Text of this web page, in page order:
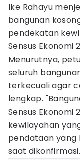
Ike Rahayu
bangunan
pendekatan
Sensus Ekonomi
Menurutnya,
seluruh
terkecuali agar
lengkap.
Sensus
kewilayahan
pendataan yang
saat dikonfirmasi.